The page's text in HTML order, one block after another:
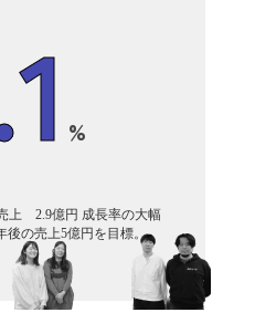
%
上 2.9億円 成長率の大幅
後の売上5億円を目標。